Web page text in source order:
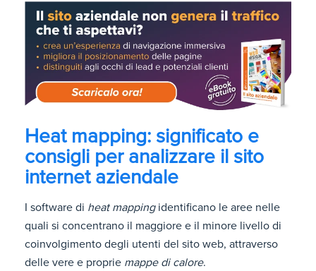
Heat mapping: significato e
consigli per analizzare il sito
internet aziendale
I software di heat mappingidentificano le aree nelle
quali si concentrano il maggiore e il minore livello di
coinvolgimento degli utenti del sito web, attraverso
delle vere e proprie mappe di calore.